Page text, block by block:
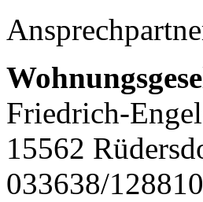
Friedrich-
15562
033638/128810